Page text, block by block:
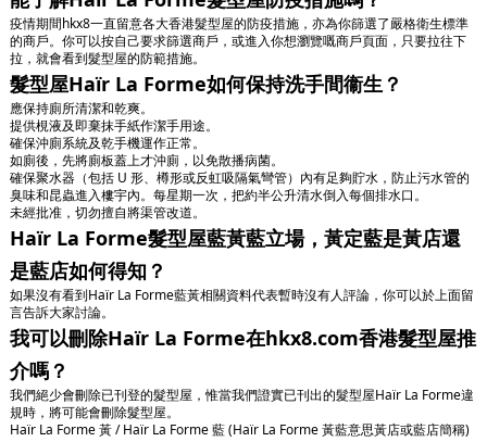
疫情期間hkx8一直留意各大香港髮型屋的防疫措施，亦為你篩選了嚴格衛生標準
的商戶。你可以按自己要求篩選商戶，或進入你想瀏覽嘅商戶頁面，只要拉往下
拉，就會看到髮型屋的防範措施。
髮型屋Haïr La Forme如何保持洗手間衞生？
應保持廁所清潔和乾爽。
提供梘液及即棄抹手紙作潔手用途。
確保沖廁系統及乾手機運作正常。
如廁後，先將廁板蓋上才沖廁，以免散播病菌。
確保聚水器（包括 U 形、樽形或反虹吸隔氣彎管）內有足夠貯水，防止污水管的
臭味和昆蟲進入樓宇內。每星期一次，把約半公升清水倒入每個排水口。
未經批准，切勿擅自將渠管改道。
Haïr La Forme髮型屋藍黃藍立場，黃定藍是黃店還
是藍店如何得知？
如果沒有看到Haïr La Forme藍黃相關資料代表暫時沒有人評論，你可以於上面留
言告訴大家討論。
我可以刪除Haïr La Forme在hkx8.com香港髮型屋推
介嗎？
我們絕少會刪除已刊登的髮型屋，惟當我們證實已刊出的髮型屋Haïr La Forme違
規時，將可能會刪除髮型屋。
Haïr La Forme 黃 / Haïr La Forme 藍 (Haïr La Forme 黃藍意思黃店或藍店簡稱)